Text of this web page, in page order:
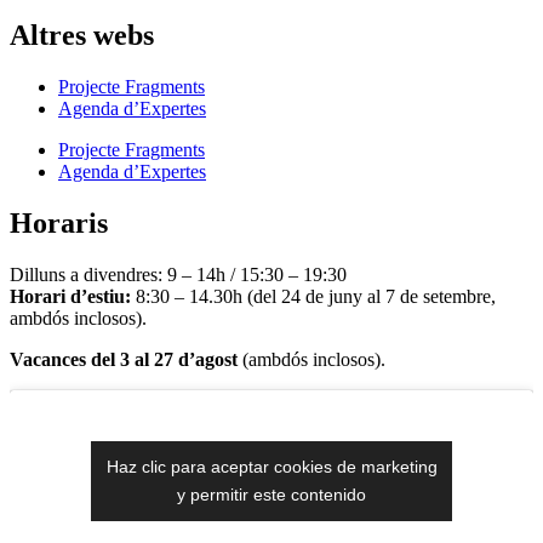
Altres webs
Projecte Fragments
Agenda d’Expertes
Projecte Fragments
Agenda d’Expertes
Horaris
Dilluns a divendres: 9 – 14h / 15:30 – 19:30
Horari d’estiu: 8:30 – 14.30h (del 24 de juny al 7 de setembre,
ambdós inclosos).
Vacances del 3 al 27 d’agost (ambdós inclosos).
Haz clic para aceptar cookies de marketing
y permitir este contenido